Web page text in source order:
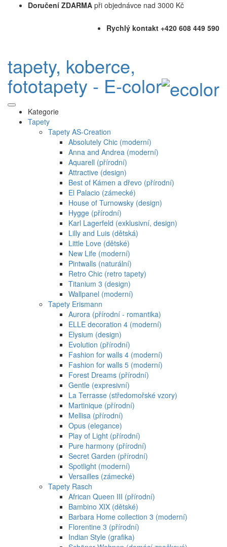
Doručení ZDARMA při objednávce nad 3000 Kč
Rychlý kontakt +420 608 449 590
tapety, koberce,
fototapety - E-color
Kategorie
Tapety
Tapety AS-Creation
Absolutely Chic (moderní)
Anna and Andrea (moderní)
Aquarell (přírodní)
Attractive (design)
Best of Kámen a dřevo (přírodní)
El Palacio (zámecké)
House of Turnowsky (design)
Hygge (přírodní)
Karl Lagerfeld (exklusivní, design)
Lilly and Luis (dětská)
Little Love (dětské)
New Life (moderní)
Pintwalls (naturální)
Retro Chic (retro tapety)
Titanium 3 (design)
Wallpanel (moderní)
Tapety Erismann
Aurora (přírodní - romantika)
ELLE decoration 4 (moderní)
Elysium (design)
Evolution (přírodní)
Fashion for walls 4 (moderní)
Fashion for walls 5 (moderní)
Forest Dreams (přírodní)
Gentle (expresivní)
La Terrasse (středomořské vzory)
Martinique (přírodní)
Mellisa (přírodní)
Opus (elegance)
Play of Light (přírodní)
Pure harmony (přírodní)
Secret Garden (přírodní)
Spotlight (moderní)
Versailles (zámecké)
Tapety Rasch
African Queen III (přírodní)
Bambino XIX (dětské)
Barbara Home collection 3 (moderní)
Florentine 3 (přírodní)
Indian Style (grafika)